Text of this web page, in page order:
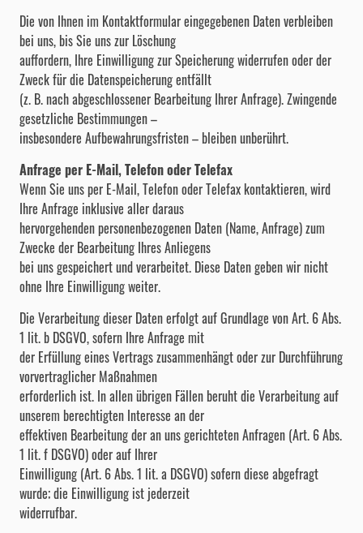
Die von Ihnen im Kontaktformular eingegebenen Daten verbleiben
bei uns, bis Sie uns zur Löschung
auffordern, Ihre Einwilligung zur Speicherung widerrufen oder der
Zweck für die Datenspeicherung entfällt
(z. B. nach abgeschlossener Bearbeitung Ihrer Anfrage). Zwingende
gesetzliche Bestimmungen –
insbesondere Aufbewahrungsfristen – bleiben unberührt.
Anfrage per E-Mail, Telefon oder Telefax
Wenn Sie uns per E-Mail, Telefon oder Telefax kontaktieren, wird
Ihre Anfrage inklusive aller daraus
hervorgehenden personenbezogenen Daten (Name, Anfrage) zum
Zwecke der Bearbeitung Ihres Anliegens
bei uns gespeichert und verarbeitet. Diese Daten geben wir nicht
ohne Ihre Einwilligung weiter.
Die Verarbeitung dieser Daten erfolgt auf Grundlage von Art. 6 Abs.
1 lit. b DSGVO, sofern Ihre Anfrage mit
der Erfüllung eines Vertrags zusammenhängt oder zur Durchführung
vorvertraglicher Maßnahmen
erforderlich ist. In allen übrigen Fällen beruht die Verarbeitung auf
unserem berechtigten Interesse an der
effektiven Bearbeitung der an uns gerichteten Anfragen (Art. 6 Abs.
1 lit. f DSGVO) oder auf Ihrer
Einwilligung (Art. 6 Abs. 1 lit. a DSGVO) sofern diese abgefragt
wurde; die Einwilligung ist jederzeit
widerrufbar.